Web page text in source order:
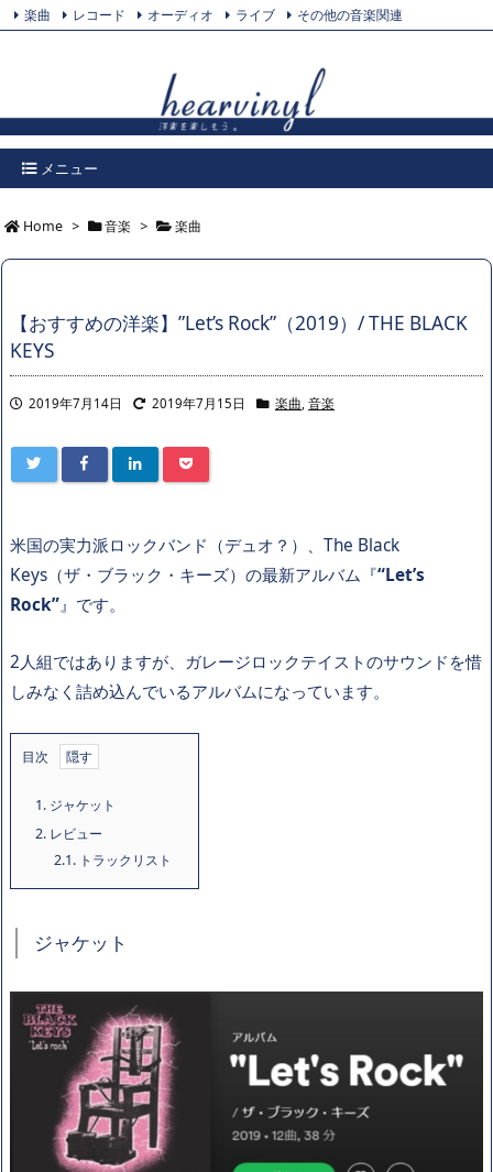
メニュー
楽曲 レコード オーディオ ライブ
その他の音楽関連
Home > 音楽 > 楽曲
【おすすめの洋楽】”Let’s Rock”（2019）/ THE BLACK
KEYS
2019年7月14日 2019年7月15日 楽曲, 音楽
米国の実力派ロックバンド（デュオ？）、The Black
Keys（ザ・ブラック・キーズ）の最新アルバム『“Let’s
Rock”』です。
2人組ではありますが、ガレージロックテイストのサウンドを惜
しみなく詰め込んでいるアルバムになっています。
目次
1. ジャケット
2. レビュー
2.1. トラックリスト
ジャケット